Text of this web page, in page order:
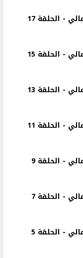
- الحلقة 17
- الحلقة 15
- الحلقة 13
- الحلقة 11
- الحلقة 9
- الحلقة 7
- الحلقة 5